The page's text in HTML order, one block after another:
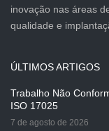
inovação nas áreas
qualidade e
ÚLTIMOS ARTIGOS
Trabalho Não
ISO 17025
7 de agosto de 2026